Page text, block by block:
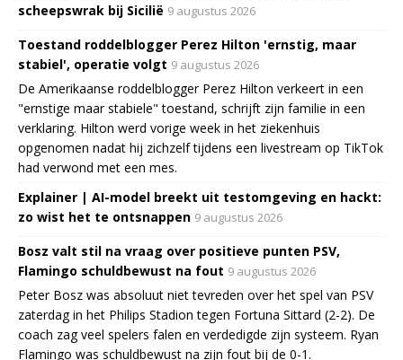
scheepswrak bij Sicilië 9 augustus 2026
Toestand roddelblogger Perez Hilton 'ernstig, maar
stabiel', operatie volgt 9 augustus 2026
De Amerikaanse roddelblogger Perez Hilton verkeert in een
"ernstige maar stabiele" toestand, schrijft zijn familie in een
verklaring. Hilton werd vorige week in het ziekenhuis
opgenomen nadat hij zichzelf tijdens een livestream op TikTok
had verwond met een mes.
Explainer | AI-model breekt uit testomgeving en hackt:
zo wist het te ontsnappen 9 augustus 2026
Bosz valt stil na vraag over positieve punten PSV,
Flamingo schuldbewust na fout 9 augustus 2026
Peter Bosz was absoluut niet tevreden over het spel van PSV
zaterdag in het Philips Stadion tegen Fortuna Sittard (2-2). De
coach zag veel spelers falen en verdedigde zijn systeem. Ryan
Flamingo was schuldbewust na zijn fout bij de 0-1.